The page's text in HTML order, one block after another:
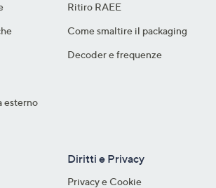
esterno
Ritiro RAEE
Come smaltire il packaging​
Decoder e frequenze​
Diritti e Privacy
Privacy e Cookie